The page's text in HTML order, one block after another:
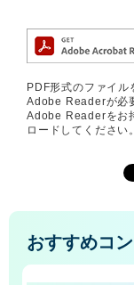
PDF形式のファイ
Adobe Readerが必
Adobe Readerをお
ロードしてください
おすすめコ